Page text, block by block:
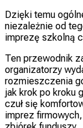
Dzięki temu
niezależnie od
imprezę szkolną
Ten przewodnik
organizatorzy
rozmieszczenia
jak krok po kroku
czuł się
imprez